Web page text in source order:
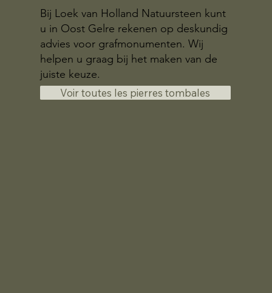
Bij Loek van Holland Natuursteen kunt
u in Oost Gelre rekenen op deskundig
advies voor grafmonumenten. Wij
helpen u graag bij het maken van de
juiste keuze.
Voir toutes les pierres tombales